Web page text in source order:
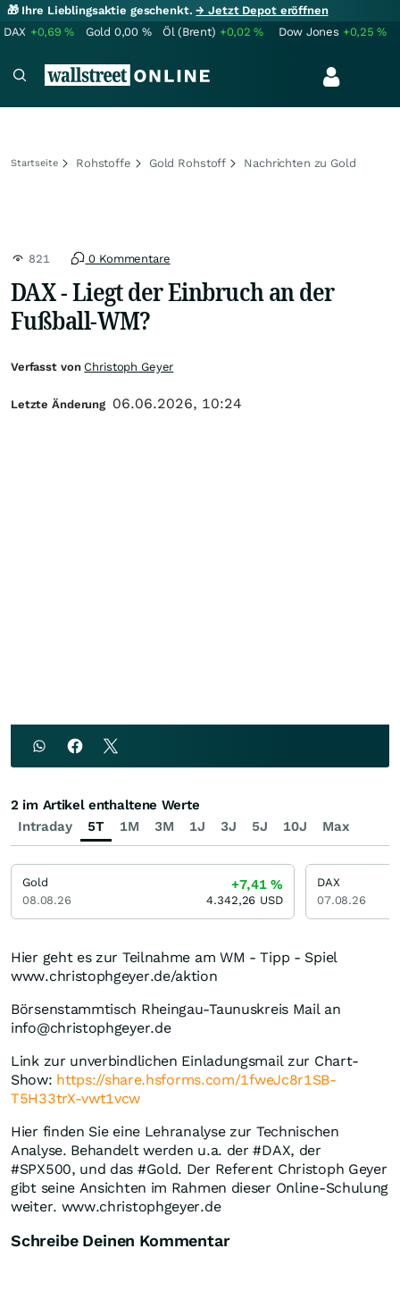
🎁 Ihre Lieblingsaktie geschenkt.→ Jetzt Depot eröffnen
DAX +0,69% Gold 0,00 % Öl (Brent) +0,02% Dow Jones +0,25%
Startseite Rohstoffe Gold Rohstoff Nachrichten zu Gold
821 0 Kommentare
DAX - Liegt der Einbruch an der
Fußball-WM?
Hier geht es zur Teilnahme am WM - Tipp - Spiel
www.christophgeyer.de/aktion
Börsenstammtisch Rheingau-Taunuskreis Mail an
info@christophgeyer.de
Link zur unverbindlichen Einladungsmail zur Chart-
Show: https://share.hsforms.com/1fweJc8r1SB-
T5H33trX-vwt1vcw
Hier finden Sie eine Lehranalyse zur Technischen
Analyse. Behandelt werden u.a. der #DAX, der
#SPX500, und das #Gold. Der Referent Christoph Geyer
gibt seine Ansichten im Rahmen dieser Online-Schulung
weiter. www.christophgeyer.de
Schreibe Deinen Kommentar
Verfasst von Christoph Geyer
Letzte Änderung 06.06.2026, 10:24
Intraday 5T 1M 3M 1J 3J 5J 10J Max
2 im Artikel enthaltene Werte
Gold
08.08.26
+7,41%
4.342,26 USD
DAX
07.08.26